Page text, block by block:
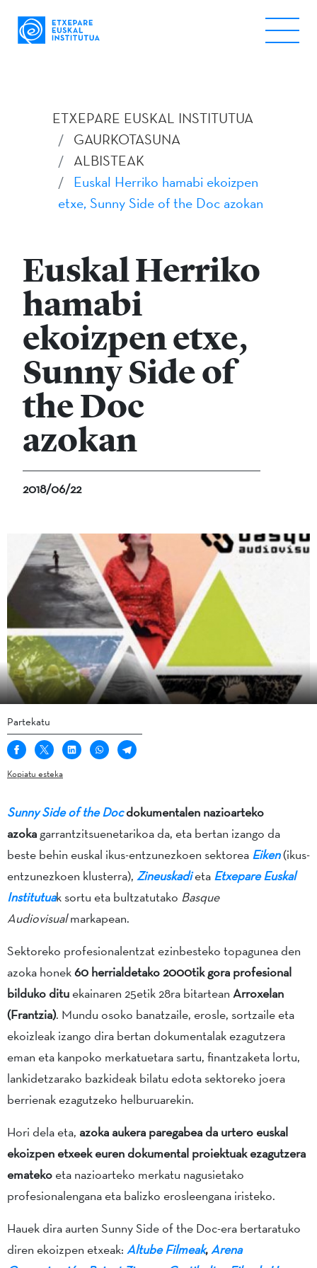
ETXEPARE EUSKAL INSTITUTUA
GAURKOTASUNA
ALBISTEAK
Euskal Herriko hamabi ekoizpen
etxe, Sunny Side of the Doc azokan
Euskal Herriko
hamabi
ekoizpen etxe,
Sunny Side of
the Doc
azokan
2018/06/22
Partekatu
Kopiatu esteka
Sunny Side of the Docdokumentalen nazioarteko
azoka garrantzitsuenetarikoa da, eta bertan izango da
beste behin euskal ikus-entzunezkoen sektorea Eiken(ikus-
entzunezkoen klusterra), Zineuskadieta Etxepare Euskal
Institutuak sortu eta bultzatutako Basque
Audiovisualmarkapean.
Sektoreko profesionalentzat ezinbesteko topagunea den
azoka honek60 herrialdetako 2000tik gora profesional
bilduko dituekainaren 25etik 28ra bitartean Arroxelan
(Frantzia). Mundu osoko banatzaile, erosle, sortzaile eta
ekoizleak izango dira bertan dokumentalak ezagutzera
eman eta kanpoko merkatuetara sartu, finantzaketa lortu,
lankidetzarako bazkideak bilatu edota sektoreko joera
berrienak ezagutzeko helburuarekin.
Hori dela eta, azoka aukera paregabea da urtero euskal
ekoizpen etxeek euren dokumental proiektuak ezagutzera
ematekoeta nazioarteko merkatu nagusietako
profesionalengana eta balizko erosleengana iristeko.
Hauek dira aurten Sunny Side of the Doc-era bertaratuko
diren ekoizpen etxeak: Altube Filmeak,Arena